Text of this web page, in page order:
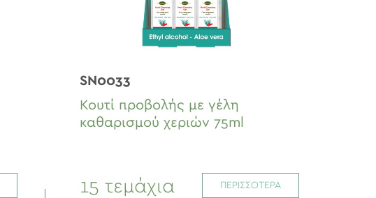
SN0033
Κουτί προβολής με γέλη
καθαρισμού χεριών 75ml
15 τεμάχια ΠΕΡΙΣΣΟΤΕΡΑ